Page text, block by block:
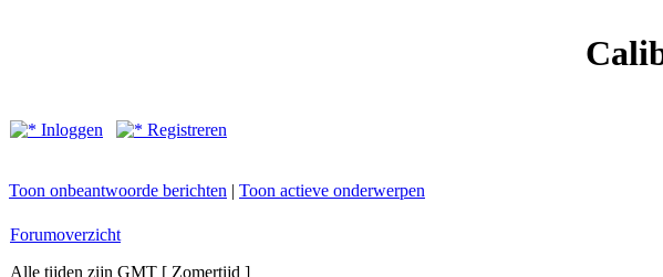
Inloggen
Registreren
Toon onbeantwoorde berichten | Toon actieve onderwerpen
Forumoverzicht
Alle tijden zijn GMT [ Zomertijd ]